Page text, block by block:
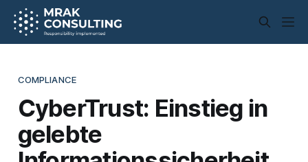
COMPLIANCE
CyberTrust: Einstieg in
gelebte